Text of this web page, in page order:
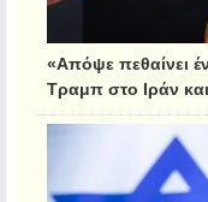
«Απόψε πεθαίνει
Τραμπ στο Ιράν